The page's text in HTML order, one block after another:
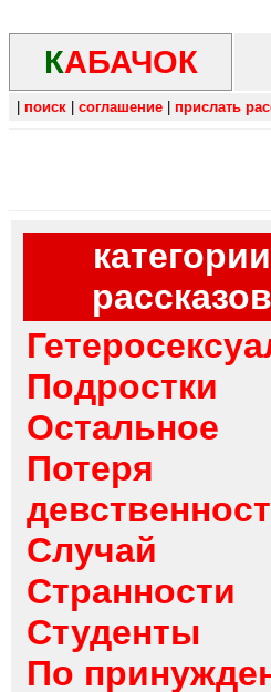
КАБАЧОК
поиск соглашение прислать
категории
рассказов
Подростки
Остальное
Потеря
Случай
Странности
Студенты
По